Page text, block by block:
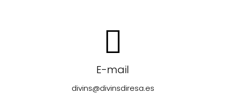
E-mail
divins@divinsdiresa.es